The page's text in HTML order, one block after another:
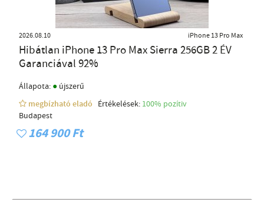
2026.08.10 iPhone 13 Pro Max
Hibátlan iPhone 13 Pro Max Sierra 256GB 2 ÉV
Garanciával 92%
Állapota: ● újszerű
megbízható eladó
Értékelések: 100% pozítiv
Budapest
164 900 Ft